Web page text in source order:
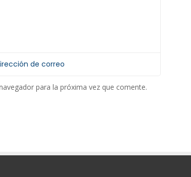
para la próxima vez que comente.